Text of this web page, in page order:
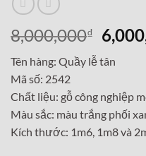
8,000,000₫
Giá
gốc
là:
Tên hàng: Quầy lễ tân
Mã số: 2542
Chất liệu: gỗ công nghiệp
Màu sắc: màu trắng phối
Kích thước: 1m6, 1m8 và